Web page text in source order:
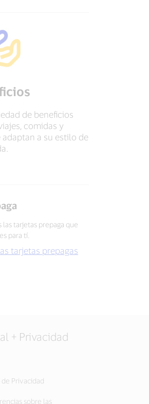
de beneficios
comidas y
a su estilo de
las tarjetas prepaga que
para tí.
tarjetas prepagas
+ Privacidad
Privacidad
sobre las